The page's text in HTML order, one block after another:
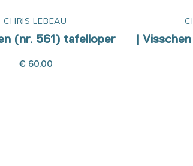
CHRIS LEBEAU
(nr. 561) tafelloper
€ 60,00
|